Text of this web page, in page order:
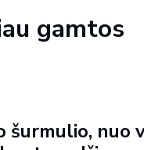
gamtos
nuo